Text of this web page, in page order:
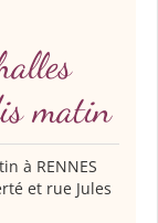
matin
à RENNES
et rue Jules